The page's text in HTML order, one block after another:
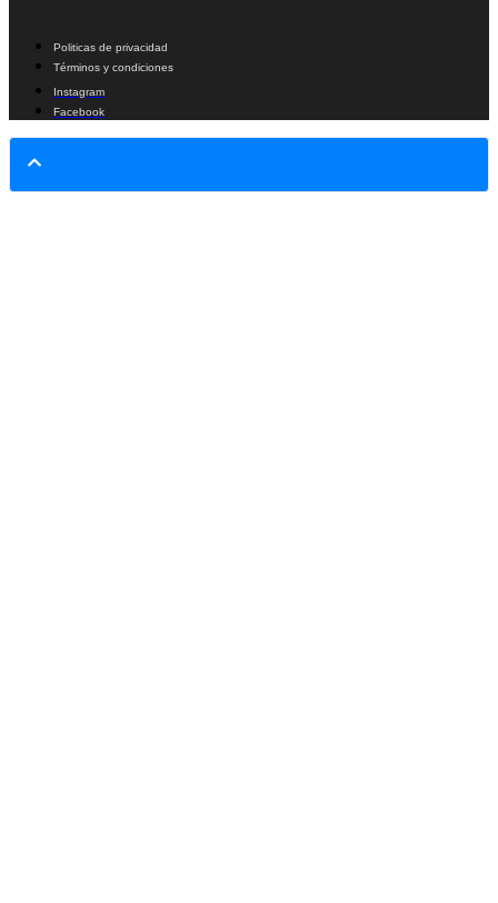
Politicas de privacidad
Términos y condiciones
Instagram
Facebook